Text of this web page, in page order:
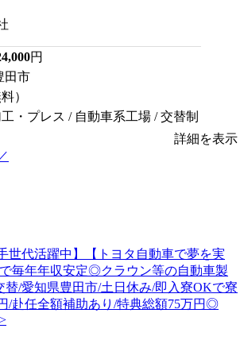
円
田市
）
・プレス / 自動車系工場 / 交替制
詳細を表示